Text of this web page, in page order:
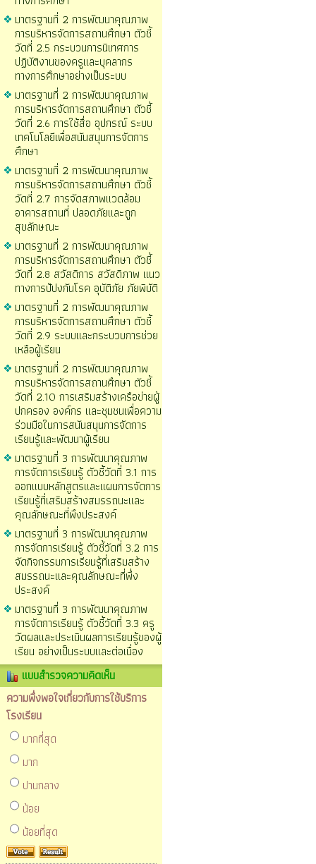
มาตรฐานที่ 2 การพัฒนาคุณภาพ
การบริหารจัดการสถานศึกษา ตัวชี้
วัดที่ 2.5 กระบวนการนิเทศการ
ปฏิบัติงานของครูและบุคลากร
ทางการศึกษาอย่างเป็นระบบ
มาตรฐานที่ 2 การพัฒนาคุณภาพ
การบริหารจัดการสถานศึกษา ตัวชี้
วัดที่ 2.6 การใช้สื่อ อุปกรณ์ ระบบ
เทคโนโลยีเพื่อสนันสนุนการจัดการ
ศึกษา
มาตรฐานที่ 2 การพัฒนาคุณภาพ
การบริหารจัดการสถานศึกษา ตัวชี้
วัดที่ 2.7 การจัดสภาพแวดล้อม
อาคารสถานที่ ปลอดภัยและถูก
สุขลักษณะ
มาตรฐานที่ 2 การพัฒนาคุณภาพ
การบริหารจัดการสถานศึกษา ตัวชี้
วัดที่ 2.8 สวัสดิการ สวัสดิภาพ แนว
ทางการป้ปงกันโรค อุบัติภัย ภัยพิบัติ
มาตรฐานที่ 2 การพัฒนาคุณภาพ
การบริหารจัดการสถานศึกษา ตัวชี้
วัดที่ 2.9 ระบบและกระบวบการช่วย
เหลือผู้เรียน
มาตรฐานที่ 2 การพัฒนาคุณภาพ
การบริหารจัดการสถานศึกษา ตัวชี้
วัดที่ 2.10 การเสริมสร้างเครือข่ายผู้
ปกครอง องค์กร และชุมชนเพื่อความ
ร่วมมือในการสนันสนุนการจัดการ
เรียนรู้และพัฒนาผู้เรียน
มาตรฐานที่ 3 การพัฒนาคุณภาพ
การจัดการเรียนรู้ ตัวชี้วัดที่ 3.1 การ
ออกแบบหลักสูตรและแผนการจัดการ
เรียนรู้ที่เสริมสร้างสมรรถนะและ
คุณลักษณะที่พึงประสงค์
มาตรฐานที่ 3 การพัฒนาคุณภาพ
การจัดการเรียนรู้ ตัวชี้วัดที่ 3.2 การ
จัดกิจกรรมการเรียนรู้ที่เสริมสร้าง
สมรรถนะและคุณลักษณะที่พึ่ง
ประสงค์
มาตรฐานที่ 3 การพัฒนาคุณภาพ
การจัดการเรียนรู้ ตัวชี้วัดที่ 3.3 ครู
วัดผลและประเมินผลการเรียนรู้ของผู้
เรียน อย่างเป็นระบบและต่อเนื่อง
แบบสำรวจความคิดเห็น
ความพึ่งพอใจเกี่ยวกับการใช้บริการ
โรงเรียน
มากที่สุด
มาก
ปานกลาง
น้อย
น้อยที่สุด